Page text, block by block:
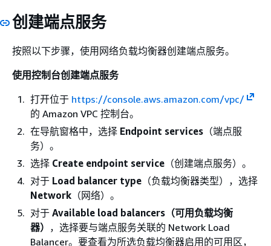
创建端点服务
按照以下步骤，使用网络负载均衡器创建端点服务。
使用控制台创建端点服务
打开位于 https://console.aws.amazon.com/vpc/
的 Amazon VPC 控制台。
在导航窗格中，选择 Endpoint services （端点服
务）。
选择 Create endpoint service （创建端点服务）。
对于 Load balancer type （负载均衡器类型），选择
Network （网络）。
对于 Available load balancers（可用负载均衡
器） ，选择要与端点服务关联的 Network Load
Balancer。要查看为所选负载均衡器启用的可用区，